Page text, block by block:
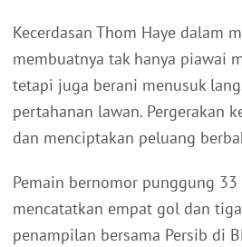
Kecerdasan Thom Haye dalam
membuatnya tak hanya piawai
tetapi juga berani menusuk
pertahanan lawan. Pergerakan
dan menciptakan peluang
Pemain bernomor punggung
mencatatkan empat gol dan tiga
penampilan bersama Persib di